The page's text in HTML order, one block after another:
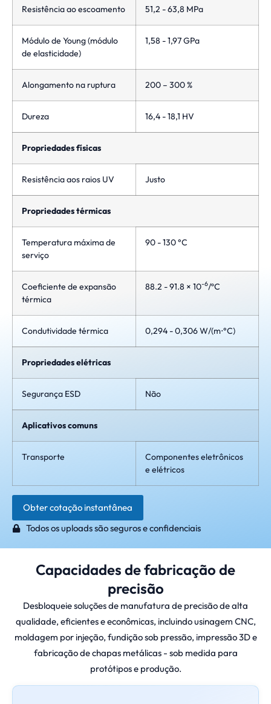
Resistência ao escoamento 51,2 - 63,8 MPa
Módulo de Young (módulo
de elasticidade)
1,58 - 1,97 GPa
Alongamento na ruptura 200 – 300 %
Dureza 16,4 - 18,1 HV
Propriedades físicas
Resistência aos raios UV Justo
Propriedades térmicas
Temperatura máxima de
serviço
90 - 130 °C
Coeficiente de expansão
térmica
88.2 - 91.8 × 10-6/ºC
Condutividade térmica 0,294 - 0,306 W/(m⋅°C)
Propriedades elétricas
Segurança ESD Não
Aplicativos comuns
Transporte
Componentes eletrônicos
e elétricos
Obter cotação instantânea
Todos os uploads são seguros e confidenciais
Capacidades de fabricação de
precisão
Desbloqueie soluções de manufatura de precisão de alta
qualidade, eficientes e econômicas, incluindo usinagem CNC,
moldagem por injeção, fundição sob pressão, impressão 3D e
fabricação de chapas metálicas - sob medida para
protótipos e produção.